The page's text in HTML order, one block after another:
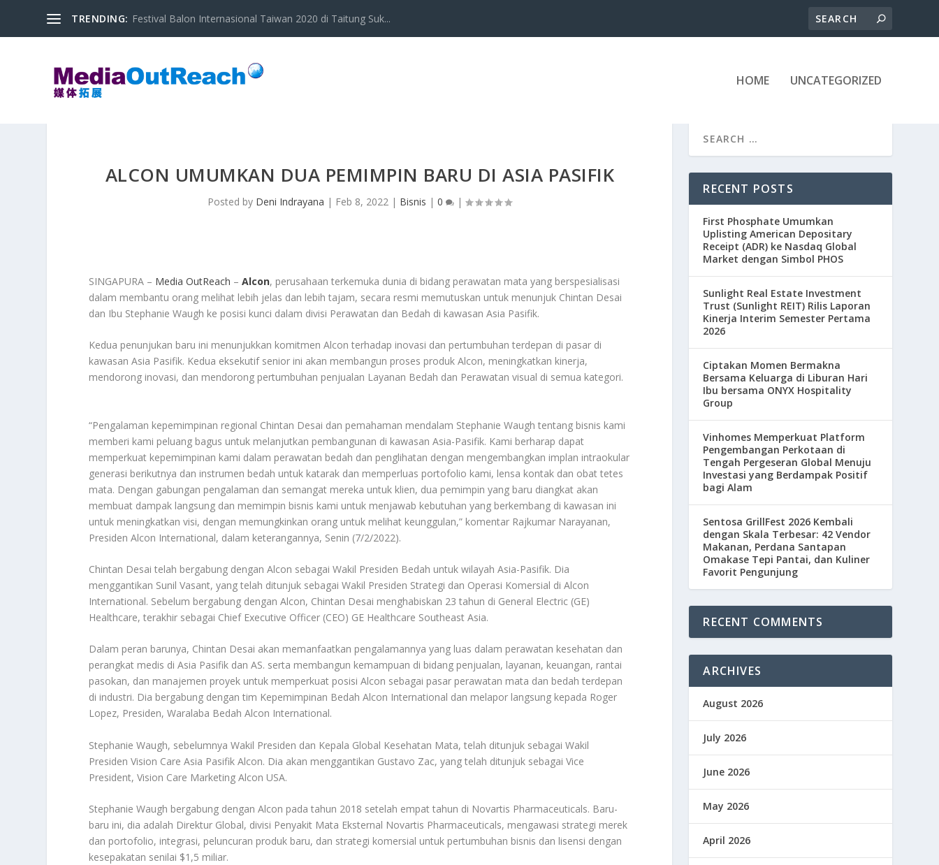
TRENDING: Festival Balon Internasional Taiwan 2020 di Taitung Suk...
HOME UNCATEGORIZED
ALCON UMUMKAN DUA PEMIMPIN BARU DI ASIA PASIFIK
Posted by Deni Indrayana | Feb 8, 2022 | Bisnis |0 |
SINGAPURA – Media OutReach –Alcon, perusahaan terkemuka dunia di bidang perawatan mata yang berspesialisasi
dalam membantu orang melihat lebih jelas dan lebih tajam, secara resmi memutuskan untuk menunjuk Chintan Desai
dan Ibu Stephanie Waugh ke posisi kunci dalam divisi Perawatan dan Bedah di kawasan Asia Pasifik.
Kedua penunjukan baru ini menunjukkan komitmen Alcon terhadap inovasi dan pertumbuhan terdepan di pasar di
kawasan Asia Pasifik. Kedua eksekutif senior ini akan membangun proses produk Alcon, meningkatkan kinerja,
mendorong inovasi, dan mendorong pertumbuhan penjualan Layanan Bedah dan Perawatan visual di semua kategori.
“Pengalaman kepemimpinan regional Chintan Desai dan pemahaman mendalam Stephanie Waugh tentang bisnis kami
memberi kami peluang bagus untuk melanjutkan pembangunan di kawasan Asia-Pasifik. Kami berharap dapat
memperkuat kepemimpinan kami dalam perawatan bedah dan penglihatan dengan mengembangkan implan intraokular
generasi berikutnya dan instrumen bedah untuk katarak dan memperluas portofolio kami, lensa kontak dan obat tetes
mata. Dengan gabungan pengalaman dan semangat mereka untuk klien, dua pemimpin yang baru diangkat akan
membuat dampak langsung dan memimpin bisnis kami untuk menjawab kebutuhan yang berkembang di kawasan ini
untuk meningkatkan visi, dengan memungkinkan orang untuk melihat keunggulan,” komentar Rajkumar Narayanan,
Presiden Alcon International, dalam keterangannya, Senin (7/2/2022).
Chintan Desai telah bergabung dengan Alcon sebagai Wakil Presiden Bedah untuk wilayah Asia-Pasifik. Dia
menggantikan Sunil Vasant, yang telah ditunjuk sebagai Wakil Presiden Strategi dan Operasi Komersial di Alcon
International. Sebelum bergabung dengan Alcon, Chintan Desai menghabiskan 23 tahun di General Electric (GE)
Healthcare, terakhir sebagai Chief Executive Officer (CEO) GE Healthcare Southeast Asia.
Dalam peran barunya, Chintan Desai akan memanfaatkan pengalamannya yang luas dalam perawatan kesehatan dan
perangkat medis di Asia Pasifik dan AS. serta membangun kemampuan di bidang penjualan, layanan, keuangan, rantai
pasokan, dan manajemen proyek untuk memperkuat posisi Alcon sebagai pasar perawatan mata dan bedah terdepan
di industri. Dia bergabung dengan tim Kepemimpinan Bedah Alcon International dan melapor langsung kepada Roger
Lopez, Presiden, Waralaba Bedah Alcon International.
Stephanie Waugh, sebelumnya Wakil Presiden dan Kepala Global Kesehatan Mata, telah ditunjuk sebagai Wakil
Presiden Vision Care Asia Pasifik Alcon. Dia akan menggantikan Gustavo Zac, yang telah ditunjuk sebagai Vice
President, Vision Care Marketing Alcon USA.
Stephanie Waugh bergabung dengan Alcon pada tahun 2018 setelah empat tahun di Novartis Pharmaceuticals. Baru-
baru ini, dia adalah Direktur Global, divisi Penyakit Mata Eksternal Novartis Pharmaceuticals, mengawasi strategi merek
dan portofolio, integrasi, peluncuran produk baru, dan strategi komersial untuk pertumbuhan bisnis dan lisensi dengan
kesepakatan senilai $1,5 miliar.
RECENT POSTS
First Phosphate Umumkan
Uplisting American Depositary
Receipt (ADR) ke Nasdaq Global
Market dengan Simbol PHOS
Sunlight Real Estate Investment
Trust (Sunlight REIT) Rilis Laporan
Kinerja Interim Semester Pertama
2026
Ciptakan Momen Bermakna
Bersama Keluarga di Liburan Hari
Ibu bersama ONYX Hospitality
Group
Vinhomes Memperkuat Platform
Pengembangan Perkotaan di
Tengah Pergeseran Global Menuju
Investasi yang Berdampak Positif
bagi Alam
Sentosa GrillFest 2026 Kembali
dengan Skala Terbesar: 42 Vendor
Makanan, Perdana Santapan
Omakase Tepi Pantai, dan Kuliner
Favorit Pengunjung
RECENT COMMENTS
ARCHIVES
August 2026
July 2026
June 2026
May 2026
April 2026